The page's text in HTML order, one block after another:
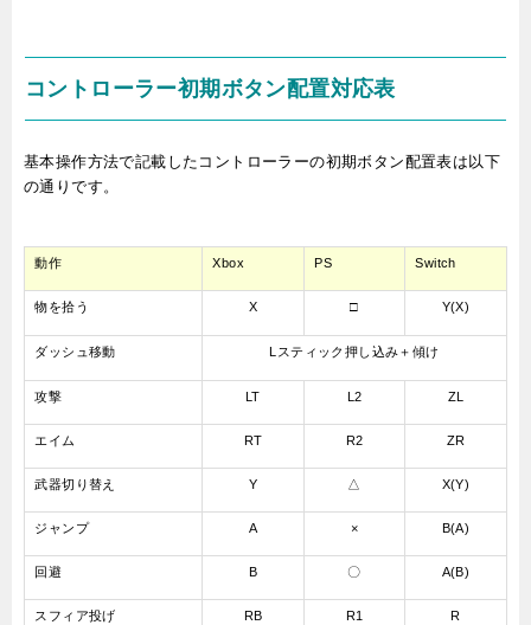
コントローラー初期ボタン配置対応表
基本操作方法で記載したコントローラーの初期ボタン配置表は以下
の通りです。
動作 Xbox PS Switch
物を拾う X □ Y(X)
ダッシュ移動 Lスティック押し込み＋傾け
攻撃 LT L2 ZL
エイム RT R2 ZR
武器切り替え Y △ X(Y)
ジャンプ A × B(A)
回避 B 〇 A(B)
スフィア投げ RB R1 R